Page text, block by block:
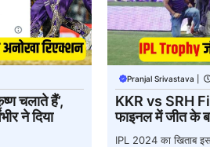
चलाते हैं’,
ने दिया
Pranjal Srivastava
KKR vs SRH
फाइनल में जीत के
IPL 2024 का खिताब